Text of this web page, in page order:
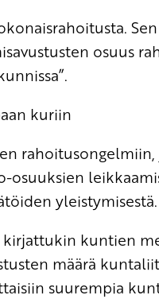
osuus
kuriin
yleistymisestä.
kuntien
määrä
suurempia